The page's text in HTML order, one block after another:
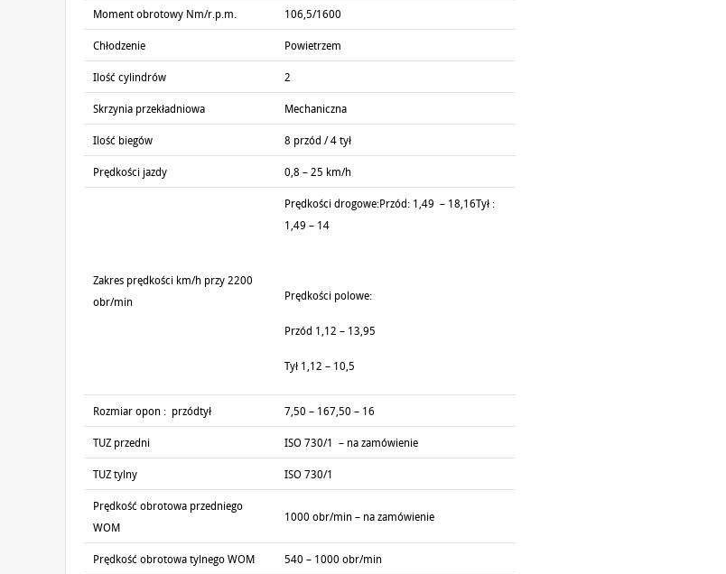
Moment obrotowy Nm/r.p.m. 106,5/1600
Chłodzenie Powietrzem
Ilość cylindrów 2
Skrzynia przekładniowa Mechaniczna
Ilość biegów 8 przód / 4 tył
Prędkości jazdy 0,8 – 25 km/h
Zakres prędkości km/h przy 2200
obr/min
Prędkości drogowe:Przód: 1,49 – 18,16Tył :
1,49 – 14
Prędkości polowe:
Przód 1,12 – 13,95
Tył 1,12 – 10,5
Rozmiar opon : przódtył 7,50 – 167,50 – 16
TUZ przedni ISO 730/1 – na zamówienie
TUZ tylny ISO 730/1
Prędkość obrotowa przedniego
WOM
1000 obr/min – na zamówienie
Prędkość obrotowa tylnego WOM 540 – 1000 obr/min